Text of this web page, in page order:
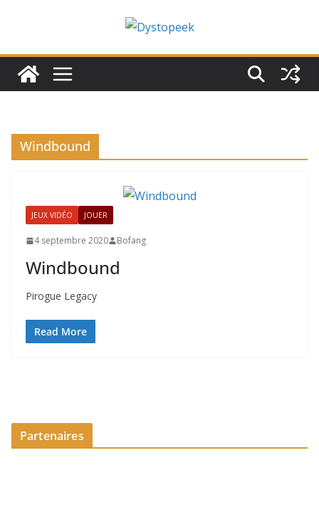
Windbound
JEUX VIDÉO JOUER
4 septembre 2020 Bofang
Windbound
Pirogue Legacy
Read More
Partenaires